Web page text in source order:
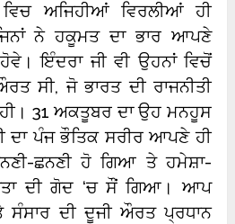
ਅਜਿਹੀਆਂ ਵਿਰਲੀਆਂ ਹੀ
ਨੇ ਹਕੂਮਤ ਦਾ ਭਾਰ ਆਪਣੇ
ਇੰਦਰਾ ਜੀ ਵੀ ਉਹਨਾਂ ਵਿਚੋਂ
ਸੀ, ਜੋ ਭਾਰਤ ਦੀ ਰਾਜਨੀਤੀ
31 ਅਕਤੂਬਰ ਦਾ ਉਹ ਮਨਹੂਸ
ਦਾ ਪੰਜ ਭੌਤਿਕ ਸਰੀਰ ਆਪਣੇ ਹੀ
ਛਨਣੀ ਹੋ ਗਿਆ ਤੇ ਹਮੇਸ਼ਾ-
ਦੀ ਗੋਦ ‘ਚ ਸੌਂ ਗਿਆ। ਆਪ
ਸੰਸਾਰ ਦੀ ਦੂਜੀ ਔਰਤ ਪ੍ਰਧਾਨ